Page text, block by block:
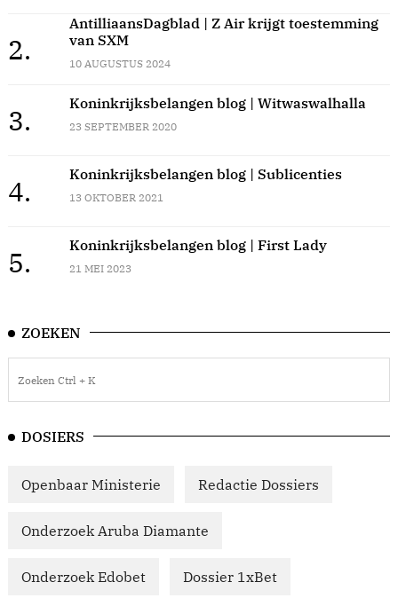
2.
AntilliaansDagblad | Z Air krijgt toestemming
van SXM
10 AUGUSTUS 2024
3.
Koninkrijksbelangen blog | Witwaswalhalla
23 SEPTEMBER 2020
4.
Koninkrijksbelangen blog | Sublicenties
13 OKTOBER 2021
5.
Koninkrijksbelangen blog | First Lady
21 MEI 2023
ZOEKEN
DOSIERS
Openbaar Ministerie Redactie Dossiers
Onderzoek Aruba Diamante
Onderzoek Edobet Dossier 1xBet